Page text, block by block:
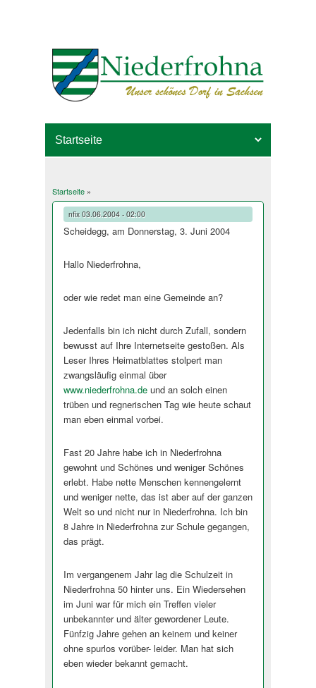
Sie sind hier
Startseite»
nfix03.06.2004 - 02:00
Scheidegg, am Donnerstag, 3. Juni 2004
Hallo Niederfrohna,
oder wie redet man eine Gemeinde an?
Jedenfalls bin ich nicht durch Zufall, sondern
bewusst auf Ihre Internetseite gestoßen. Als
Leser Ihres Heimatblattes stolpert man
zwangsläufig einmal über
www.niederfrohna.deund an solch einen
trüben und regnerischen Tag wie heute schaut
man eben einmal vorbei.
Fast 20 Jahre habe ich in Niederfrohna
gewohnt und Schönes und weniger Schönes
erlebt. Habe nette Menschen kennengelernt
und weniger nette, das ist aber auf der ganzen
Welt so und nicht nur in Niederfrohna. Ich bin
8 Jahre in Niederfrohna zur Schule gegangen,
das prägt.
Im vergangenem Jahr lag die Schulzeit in
Niederfrohna 50 hinter uns. Ein Wiedersehen
im Juni war für mich ein Treffen vieler
unbekannter und älter gewordener Leute.
Fünfzig Jahre gehen an keinem und keiner
ohne spurlos vorüber- leider. Man hat sich
eben wieder bekannt gemacht.